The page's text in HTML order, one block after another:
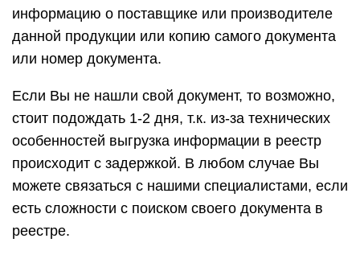
информацию о поставщике или производителе
данной продукции или копию самого документа
или номер документа.
Если Вы не нашли свой документ, то возможно,
стоит подождать 1-2 дня, т.к. из-за технических
особенностей выгрузка информации в реестр
происходит с задержкой. В любом случае Вы
можете связаться с нашими специалистами, если
есть сложности с поиском своего документа в
реестре.